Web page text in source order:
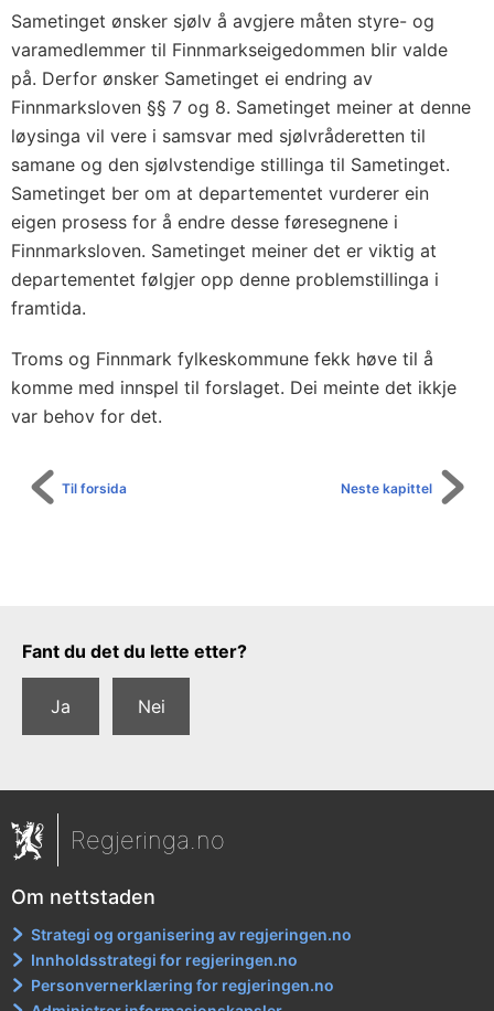
Sametinget ønsker sjølv å avgjere måten styre- og
varamedlemmer til Finnmarkseigedommen blir valde
på. Derfor ønsker Sametinget ei endring av
Finnmarksloven §§ 7 og 8. Sametinget meiner at denne
løysinga vil vere i samsvar med sjølvråderetten til
samane og den sjølvstendige stillinga til Sametinget.
Sametinget ber om at departementet vurderer ein
eigen prosess for å endre desse føresegnene i
Finnmarksloven. Sametinget meiner det er viktig at
departementet følgjer opp denne problemstillinga i
framtida.
Troms og Finnmark fylkeskommune fekk høve til å
komme med innspel til forslaget. Dei meinte det ikkje
var behov for det.
Neste kapittel
Til forsida
Tilbakemeldingsskjema
Fant du det du lette etter?
Ja Nei
Regjeringa.no
Om nettstaden
Strategi og organisering av regjeringen.no
Innholdsstrategi for regjeringen.no
Personvernerklæring for regjeringen.no